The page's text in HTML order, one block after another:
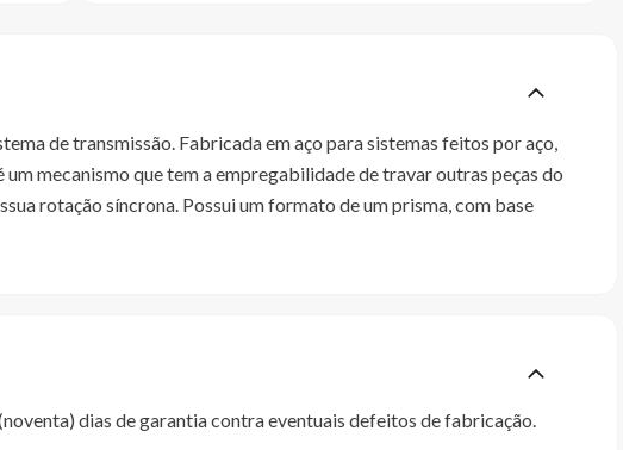
de transmissão. Fabricada em aço para sistemas feitos por aço,
mecanismo que tem a empregabilidade de travar outras peças do
rotação síncrona. Possui um formato de um prisma, com base
dias de garantia contra eventuais defeitos de fabricação.